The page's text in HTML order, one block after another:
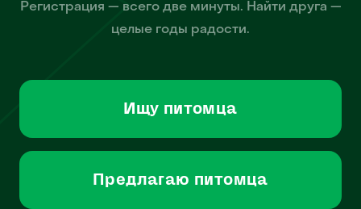
Регистрация — всего две минуты. Найти друга —
целые годы радости.
Ищу питомца
Предлагаю питомца